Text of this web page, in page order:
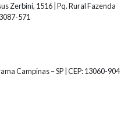
Zerbini, 1516 | Pq. Rural Fazenda
571
Campinas – SP | CEP: 13060-904